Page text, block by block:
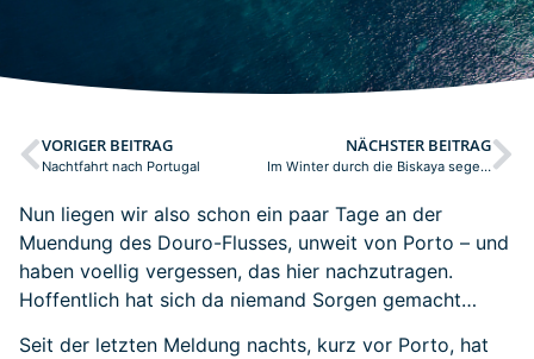
VORIGER BEITRAG
Nachtfahrt nach Portugal
NÄCHSTER BEITRAG
Im Winter durch die Biskaya segeln
Nun liegen wir also schon ein paar Tage an der
Muendung des Douro-Flusses, unweit von Porto – und
haben voellig vergessen, das hier nachzutragen.
Hoffentlich hat sich da niemand Sorgen gemacht…
Seit der letzten Meldung nachts, kurz vor Porto, hat